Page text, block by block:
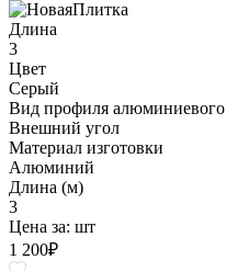
Длина
3
Цвет
Серый
Вид профиля алюминиевого
Внешний угол
Материал изготовки
Алюминий
Длина (м)
3
Цена за: шт
1 200₽